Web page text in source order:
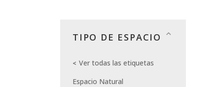
TIPO DE ESPACIO
Ver todas las etiquetas
Espacio Natural